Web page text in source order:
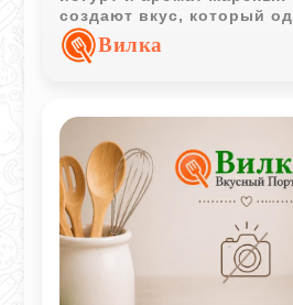
создают вкус, который
кажется и необычным, и
домашним. Кокос здесь
Вилка